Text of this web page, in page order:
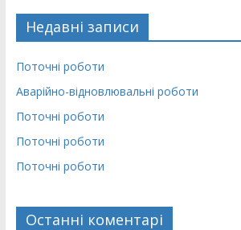
Недавні записи
Поточні роботи
Аварійно-відновлювальні роботи
Поточні роботи
Поточні роботи
Поточні роботи
Останні коментарі